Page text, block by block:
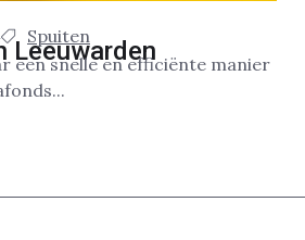
Spuiten
Leeuwarden
een snelle en efficiënte manier